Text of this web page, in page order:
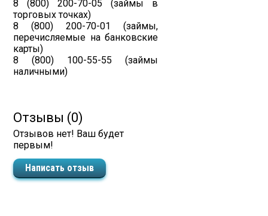
8 (800) 200-70-05 (займы в
торговых точках)
8 (800) 200-70-01 (займы,
перечисляемые на банковские
карты)
8 (800) 100-55-55 (займы
наличными)
Отзывы (0)
Отзывов нет! Ваш будет
первым!
Написать отзыв